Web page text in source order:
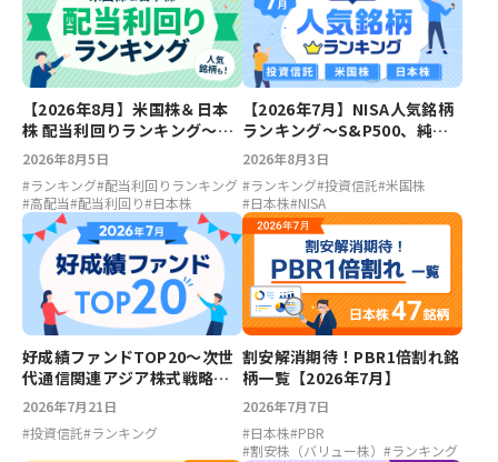
【2026年8月】米国株＆日本
株 配当利回りランキング～キ
ャンベルズ7.12％、ファイザ
ー6.88％、LIXIL5.23％、ソニ
ーFG5.15％
2026年8月5日
#ランキング#配当利回りランキング
#高配当#配当利回り#日本株
【2026年7月】NISA人気銘柄
ランキング～S&P500、純金
ファンド、スペースX、キオク
シア
2026年8月3日
#ランキング#投資信託#米国株
#日本株#NISA
好成績ファンドTOP20～次世
代通信関連アジア株式戦略フ
ァンド、次世代通信関連世界
株式戦略ファンド【2026年7
月】
2026年7月21日
#投資信託#ランキング
割安解消期待！PBR1倍割れ銘
柄一覧【2026年7月】
2026年7月7日
#日本株#PBR
#割安株（バリュー株） #ランキング